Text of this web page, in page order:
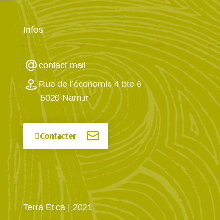
Infos
contact mail
Rue de l’économie 4 bte 6
5020 Namur
Contacter
Terra Etica | 2021